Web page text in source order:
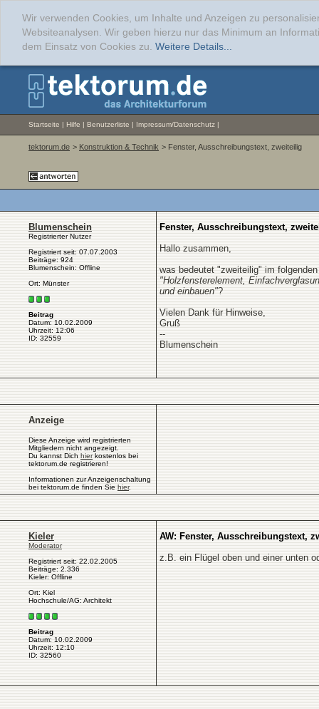
Wir verwenden Cookies, um Inhalte und Anzeigen zu
Websiteanalysen. Wir geben hierzu nur das Minimum an
dem Einsatz von Cookies zu. Weitere Details...
Startseite | Hilfe | Benutzerliste | Impressum/Datenschutz |
tektorum.de > Konstruktion & Technik > Fenster, Ausschreibungstext, zweiteilig
Blumenschein
Registrierter Nutzer
Registriert seit: 07.07.2003
Beiträge: 924
Blumenschein: Offline
Ort: Münster
Beitrag
Datum: 10.02.2009
Uhrzeit: 12:06
ID: 32559
Fenster, Ausschreibungstext,
Hallo zusammen,
was bedeutet "zweiteilig" im
"Holzfensterelement,
und einbauen"?
Vielen Dank für Hinweise,
Gruß
--
Blumenschein
Anzeige
Diese Anzeige wird registrierten
Mitgliedern nicht angezeigt.
Du kannst Dich hierkostenlos bei
tektorum.de registrieren!
Informationen zur Anzeigenschaltung
bei tektorum.de finden Sie hier.
Kieler
Moderator
Registriert seit: 22.02.2005
Beiträge: 2.336
Kieler: Offline
Ort: Kiel
Hochschule/AG: Architekt
Beitrag
Datum: 10.02.2009
Uhrzeit: 12:10
ID: 32560
AW: Fenster, Ausschreibungstext,
z.B. ein Flügel oben und einer unten